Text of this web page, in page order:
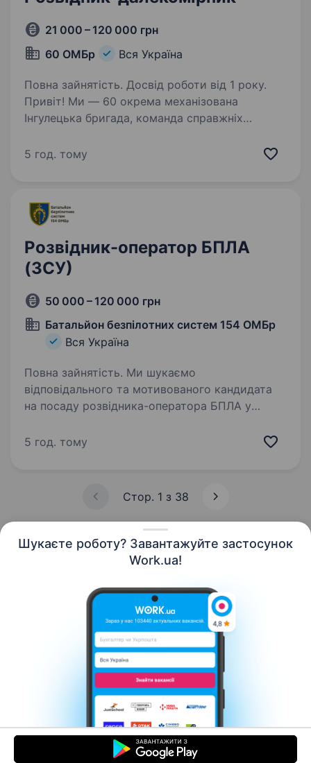
Шукаєте роботу? Завантажуйте застосунок
Work.ua!
21 000 – 120 000 грн
60 ОМБр
Вся Україна
Повна зайнятість. Досвід роботи від 1 року.
Привіт! Ми — 60 окрема механізована
Інгулецька бригада, команда справжніх
землі з 2016 року. Наша бригада відзначена
5 год. тому
Розвідник-оператор БПЛА
(ЗСУ)
50 000 – 120 000 грн
Батальйон безпілотних систем 154 ОМБр
Вся Україна
Повна зайнятість. Ми шукаємо
відповідального та мотивованого кандидата
на посаду розвідника-оператора БПЛА у
окремої механізованої бригади 16-го
5 год. тому
Стор. 1 з 38
Контакти Про нас
Кар’єра
Допомога Умови використання